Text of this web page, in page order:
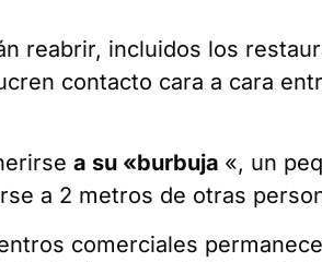
reabrir, incluidos los
contacto cara a cara
a su «burbuja «, un
a 2 metros de otras
comerciales